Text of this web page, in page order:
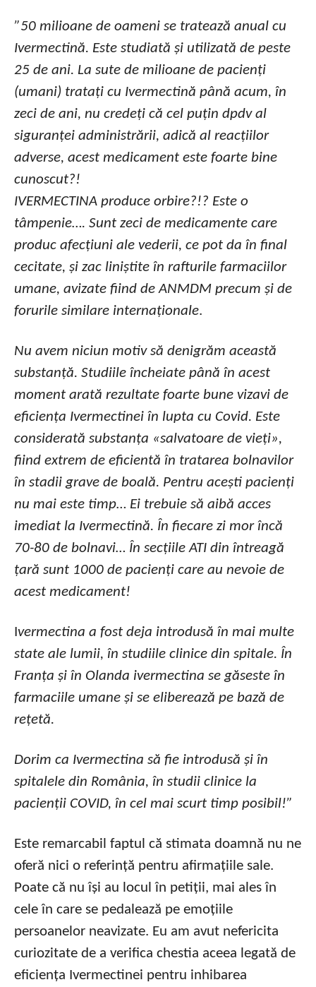
”50 milioane de oameni se tratează anual cu
Ivermectină. Este studiată și utilizată de peste
25 de ani. La sute de milioane de pacienți
(umani) tratați cu Ivermectină până acum, în
zeci de ani, nu credeți că cel puțin dpdv al
siguranței administrării, adică al reacțiilor
adverse, acest medicament este foarte bine
cunoscut?!
IVERMECTINA produce orbire?!? Este o
tâmpenie…. Sunt zeci de medicamente care
produc afecțiuni ale vederii, ce pot da în final
cecitate, și zac liniștite în rafturile farmaciilor
umane, avizate fiind de ANMDM precum și de
forurile similare internaționale.
Nu avem niciun motiv să denigrăm această
substanță. Studiile încheiate până în acest
moment arată rezultate foarte bune vizavi de
eficiența Ivermectinei în lupta cu Covid. Este
considerată substanța «salvatoare de vieți»,
fiind extrem de eficientă în tratarea bolnavilor
în stadii grave de boală. Pentru acești pacienți
nu mai este timp… Ei trebuie să aibă acces
imediat la Ivermectină. În fiecare zi mor încă
70-80 de bolnavi… În secțiile ATI din întreagă
țară sunt 1000 de pacienți care au nevoie de
acest medicament!
Ivermectina a fost deja introdusă în mai multe
state ale lumii, în studiile clinice din spitale. În
Franța și în Olanda ivermectina se găseste în
farmaciile umane și se eliberează pe bază de
rețetă.
Dorim ca Ivermectina să fie introdusă și în
spitalele din România, în studii clinice la
pacienții COVID, în cel mai scurt timp posibil!”
Este remarcabil faptul că stimata doamnă nu ne
oferă nici o referință pentru afirmațiile sale.
Poate că nu își au locul în petiții, mai ales în
cele în care se pedalează pe emoțiile
persoanelor neavizate. Eu am avut nefericita
curiozitate de a verifica chestia aceea legată de
eficiența Ivermectinei pentru inhibarea